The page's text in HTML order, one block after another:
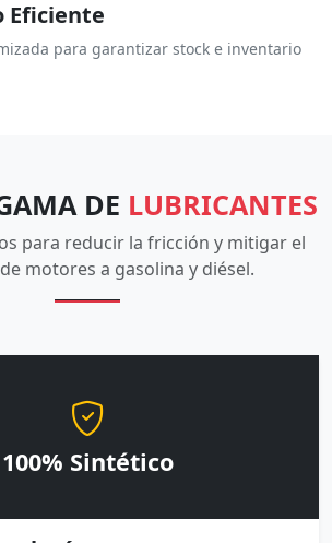
Eficiente
para garantizar stock e inventario
DE LUBRICANTES
para reducir la fricción y mitigar el
motores a gasolina y diésel.
100% Sintético